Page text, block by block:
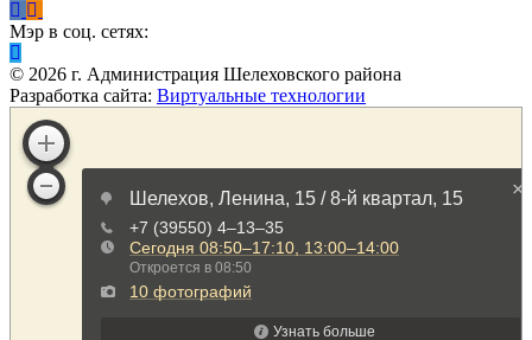
Мэр в соц. сетях:
© 2026 г. Администрация Шелеховского района
Разработка сайта: Виртуальные технологии